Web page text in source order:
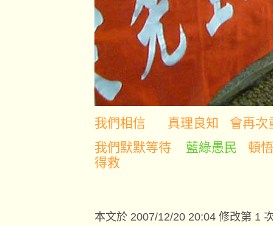
我們相信 真理良知 會再次
我們默默等待 藍綠愚民 頓
得救
本文於 2007/12/20 20:04 修改第 1